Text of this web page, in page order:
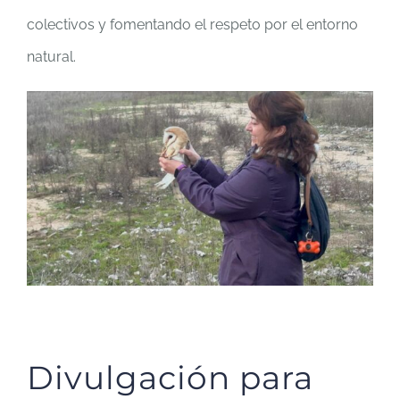
colectivos y fomentando el respeto por el entorno
natural.
Divulgación para